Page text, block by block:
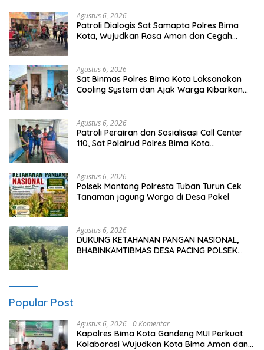
Agustus 6, 2026
Patroli Dialogis Sat Samapta Polres Bima
Kota, Wujudkan Rasa Aman dan Cegah
Agustus 6, 2026
Sat Binmas Polres Bima Kota Laksanakan
Cooling System dan Ajak Warga Kibarkan
Agustus 6, 2026
Patroli Perairan dan Sosialisasi Call Center
110, Sat Polairud Polres Bima Kota
Agustus 6, 2026
Polsek Montong Polresta Tuban Turun Cek
Tanaman jagung Warga di Desa Pakel
Agustus 6, 2026
DUKUNG KETAHANAN PANGAN NASIONAL,
BHABINKAMTIBMAS DESA PACING POLSEK
Popular Post
Agustus 6, 2026 0 Komentar
Kapolres Bima Kota Gandeng MUI Perkuat
Kolaborasi Wujudkan Kota Bima Aman dan